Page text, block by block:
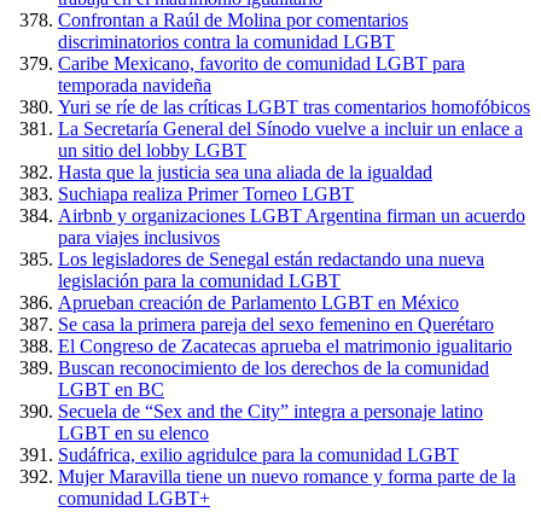
Confrontan a Raúl de Molina por comentarios
discriminatorios contra la comunidad LGBT
Caribe Mexicano, favorito de comunidad LGBT para
temporada navideña
Yuri se ríe de las críticas LGBT tras comentarios homofóbicos
La Secretaría General del Sínodo vuelve a incluir un enlace a
un sitio del lobby LGBT
Hasta que la justicia sea una aliada de la igualdad
Suchiapa realiza Primer Torneo LGBT
Airbnb y organizaciones LGBT Argentina firman un acuerdo
para viajes inclusivos
Los legisladores de Senegal están redactando una nueva
legislación para la comunidad LGBT
Aprueban creación de Parlamento LGBT en México
Se casa la primera pareja del sexo femenino en Querétaro
El Congreso de Zacatecas aprueba el matrimonio igualitario
Buscan reconocimiento de los derechos de la comunidad
LGBT en BC
Secuela de “Sex and the City” integra a personaje latino
LGBT en su elenco
Sudáfrica, exilio agridulce para la comunidad LGBT
Mujer Maravilla tiene un nuevo romance y forma parte de la
comunidad LGBT+